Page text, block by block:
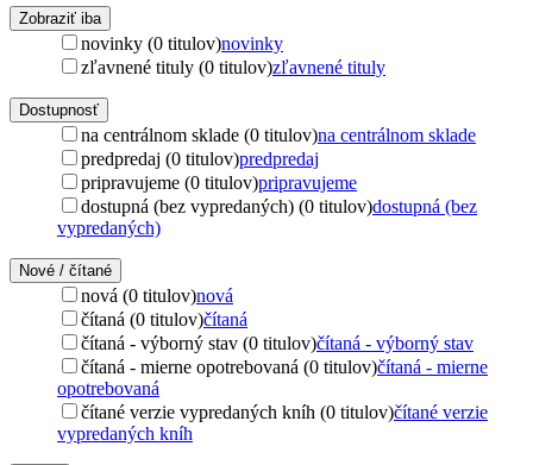
Zobraziť iba
novinky (0 titulov)novinky
zľavnené tituly (0 titulov)zľavnené tituly
Dostupnosť
na centrálnom sklade (0 titulov)na centrálnom sklade
predpredaj (0 titulov)predpredaj
pripravujeme (0 titulov)pripravujeme
dostupná (bez vypredaných) (0 titulov)dostupná (bez
vypredaných)
Nové / čítané
nová (0 titulov)nová
čítaná (0 titulov)čítaná
čítaná - výborný stav (0 titulov)čítaná - výborný stav
čítaná - mierne opotrebovaná (0 titulov)čítaná - mierne
opotrebovaná
čítané verzie vypredaných kníh (0 titulov)čítané verzie
vypredaných kníh